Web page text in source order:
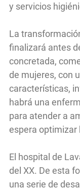
y servicios
La
finalizará antes
concretada,
de mujeres, con
características,
habrá una
para atender a
espera optimizar
El hospital de
del XX. De esta
una serie de